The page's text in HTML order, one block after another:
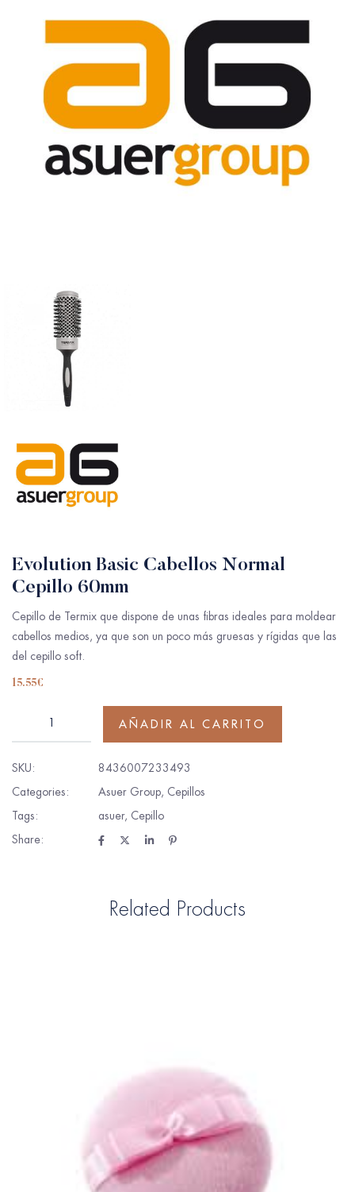
Evolution Basic Cabellos Normal
Cepillo 60mm
Cepillo de Termix que dispone de unas fibras ideales para moldear
cabellos medios, ya que son un poco más gruesas y rígidas que las
del cepillo soft.
15.55€
AÑADIR AL CARRITO
SKU:
8436007233493
Categories:
Asuer Group, Cepillos
Tags:
asuer, Cepillo
Share:
Related Products